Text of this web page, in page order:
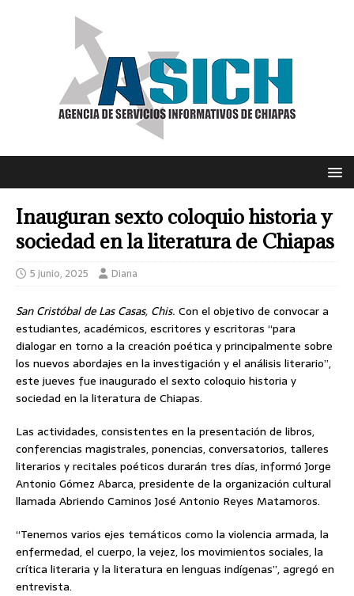
Inauguran sexto coloquio historia y
sociedad en la literatura de Chiapas
5 junio, 2025 Diana
San Cristóbal de Las Casas, Chis. Con el objetivo de convocar a
estudiantes, académicos, escritores y escritoras “para
dialogar en torno a la creación poética y principalmente sobre
los nuevos abordajes en la investigación y el análisis literario”,
este jueves fue inaugurado el sexto coloquio historia y
sociedad en la literatura de Chiapas.
Las actividades, consistentes en la presentación de libros,
conferencias magistrales, ponencias, conversatorios, talleres
literarios y recitales poéticos durarán tres días, informó Jorge
Antonio Gómez Abarca, presidente de la organización cultural
llamada Abriendo Caminos José Antonio Reyes Matamoros.
“Tenemos varios ejes temáticos como la violencia armada, la
enfermedad, el cuerpo, la vejez, los movimientos sociales, la
crítica literaria y la literatura en lenguas indígenas”, agregó en
entrevista.